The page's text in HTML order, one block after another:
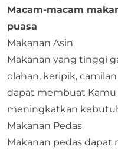
Macam-macam
puasa
Makanan Asin
Makanan yang tinggi
olahan, keripik,
dapat membuat Kamu
meningkatkan
Makanan Pedas
Makanan pedas